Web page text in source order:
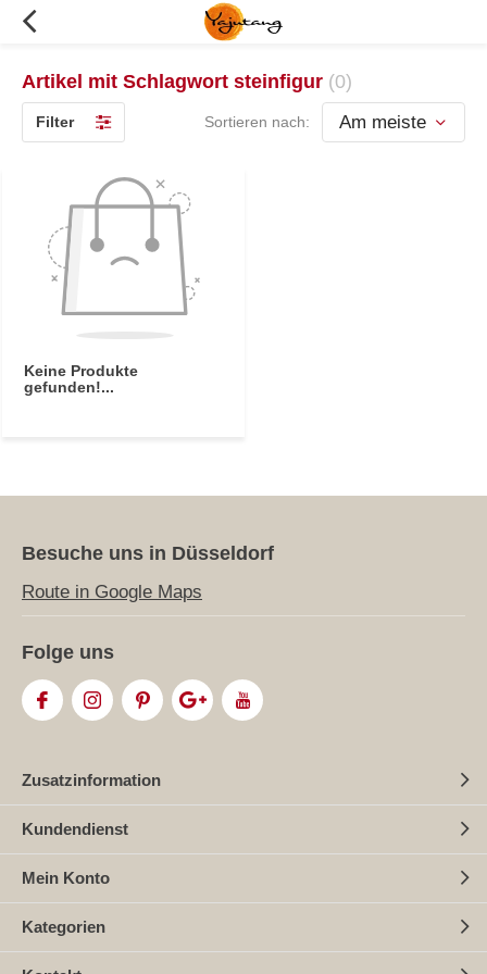
Artikel mit Schlagwort steinfigur (0)
Filter Sortieren nach:
Keine Produkte
gefunden!...
Besuche uns in Düsseldorf
Route in Google Maps
Folge uns
Zusatzinformation
Kundendienst
Mein Konto
Kategorien